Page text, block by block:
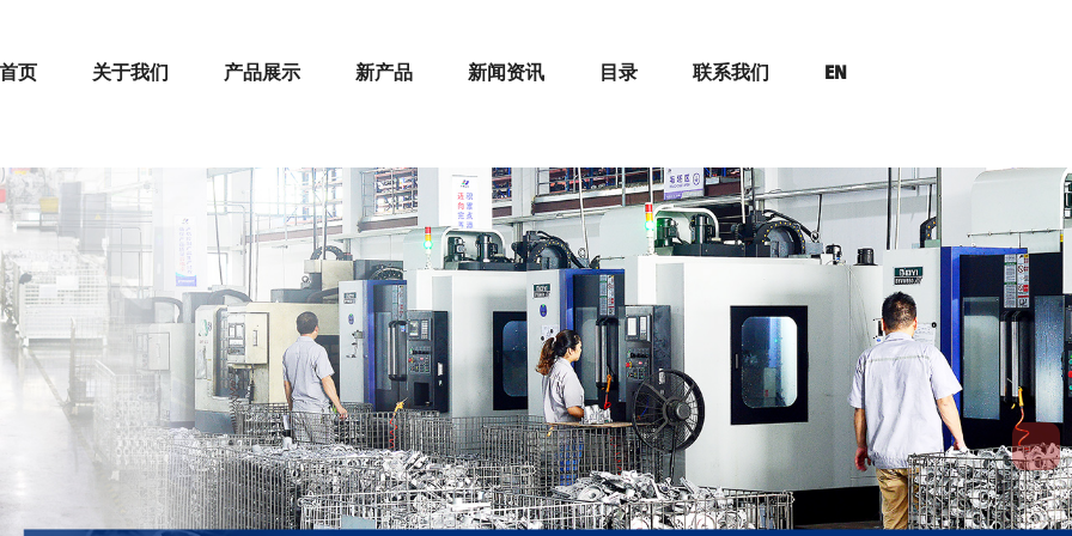
页 关于我们 产品展示 新产品 新闻资讯 目录 联系我们 EN